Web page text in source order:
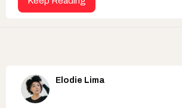
Elodie Lima